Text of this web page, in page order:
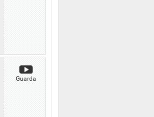
Guarda